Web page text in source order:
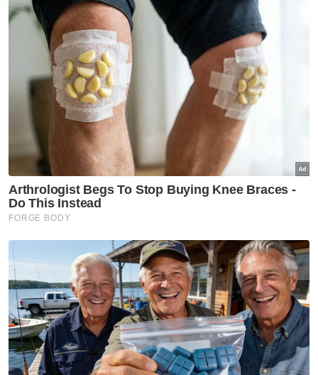
ketika dihubungi Sinar Harian pada Isnin.
Terdahulu, PSM dan Muda dalam kenyataan
bersama mengumumkan telah bersetuju
bergerak secara bersama sepanjang
kempen dengan menawarkan dasar-dasar
bersifat progresif kepada pengundi di kedua-
dua negeri itu.